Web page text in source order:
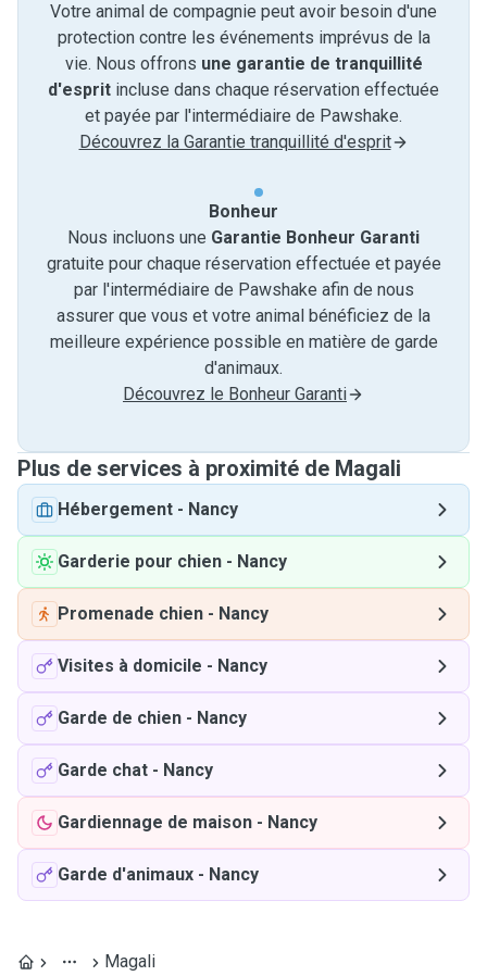
Votre animal de compagnie peut avoir besoin d'une
protection contre les événements imprévus de la
vie. Nous offrons une garantie de tranquillité
d'esprit incluse dans chaque réservation effectuée
et payée par l'intermédiaire de Pawshake.
Découvrez la Garantie tranquillité d'esprit
Bonheur
Nous incluons une Garantie Bonheur Garanti
gratuite pour chaque réservation effectuée et payée
par l'intermédiaire de Pawshake afin de nous
assurer que vous et votre animal bénéficiez de la
meilleure expérience possible en matière de garde
d'animaux.
Découvrez le Bonheur Garanti
Plus de services à proximité de Magali
Hébergement - Nancy
Garderie pour chien - Nancy
Promenade chien - Nancy
Visites à domicile - Nancy
Garde de chien - Nancy
Garde chat - Nancy
Gardiennage de maison - Nancy
Garde d'animaux - Nancy
Magali